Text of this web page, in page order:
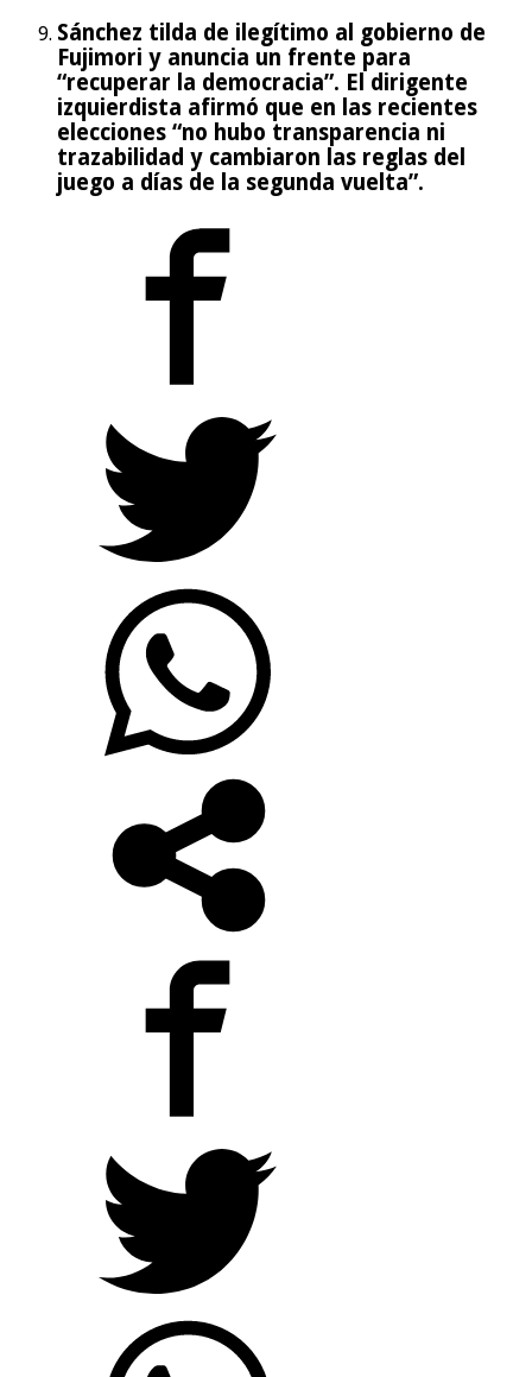
Sánchez tilda de ilegítimo al gobierno de
Fujimori y anuncia un frente para
“recuperar la democracia”. El dirigente
izquierdista afirmó que en las recientes
elecciones “no hubo transparencia ni
trazabilidad y cambiaron las reglas del
juego a días de la segunda vuelta”.